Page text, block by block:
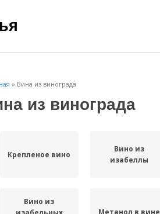
» Вина из винограда
из винограда
Крепленое вино
Вино из
изабеллы
Вино из
Метанол в вине